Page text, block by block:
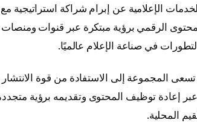
الإعلامية عن إبرام شراكة
الرقمي برؤية مبتكرة عبر قنوات
في صناعة الإعلام عالميًا.
المجموعة إلى الاستفادة من قوة
إعادة توظيف المحتوى وتقديمه برؤية
المحلية.